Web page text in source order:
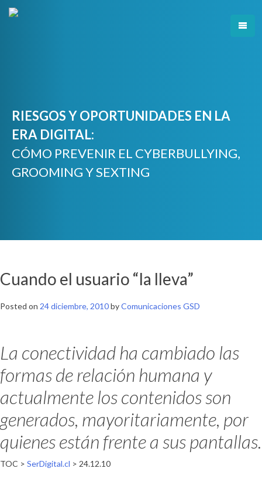
Skip
RIESGOS Y OPORTUNIDADES EN LA
ERA DIGITAL:
CÓMO PREVENIR EL CYBERBULLYING,
GROOMING Y SEXTING
Cuando el usuario “la lleva”
Posted on 24 diciembre, 2010byComunicaciones GSD
La conectividad ha cambiado las
formas de relación humana y
actualmente los contenidos son
generados, mayoritariamente, por
quienes están frente a sus pantallas.
TOC > SerDigital.cl > 24.12.10